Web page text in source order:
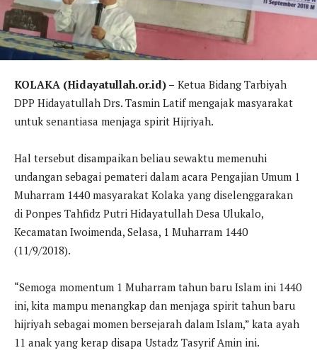
KOLAKA (Hidayatullah.or.id) – Ketua Bidang Tarbiyah
DPP Hidayatullah Drs. Tasmin Latif mengajak masyarakat
untuk senantiasa menjaga spirit Hijriyah.
Hal tersebut disampaikan beliau sewaktu memenuhi
undangan sebagai pemateri dalam acara Pengajian Umum 1
Muharram 1440 masyarakat Kolaka yang diselenggarakan
di Ponpes Tahfidz Putri Hidayatullah Desa Ulukalo,
Kecamatan Iwoimenda, Selasa, 1 Muharram 1440
(11/9/2018).
“Semoga momentum 1 Muharram tahun baru Islam ini 1440
ini, kita mampu menangkap dan menjaga spirit tahun baru
hijriyah sebagai momen bersejarah dalam Islam,” kata ayah
11 anak yang kerap disapa Ustadz Tasyrif Amin ini.